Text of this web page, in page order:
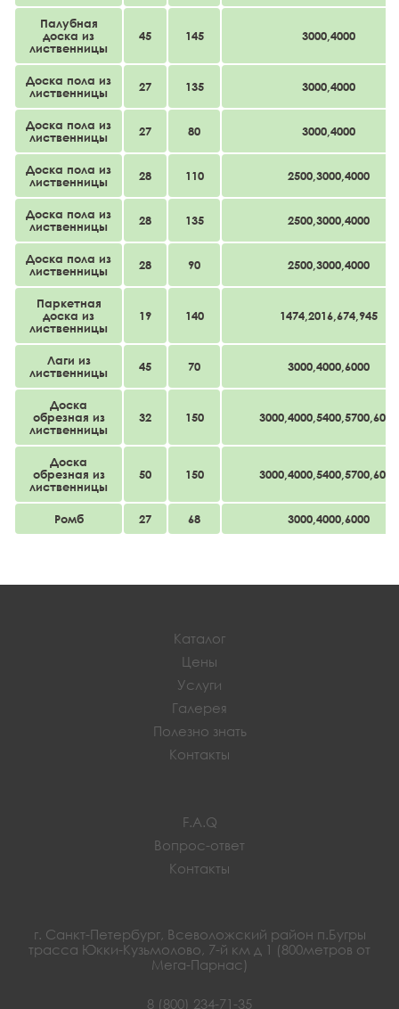
Палубная
доска из
лиственницы
45 145 3000,4000
Доска пола из
лиственницы
27 135 3000,4000
Доска пола из
лиственницы
27 80 3000,4000
Доска пола из
лиственницы
28 110 2500,3000,4000
Доска пола из
лиственницы
28 135 2500,3000,4000
Доска пола из
лиственницы
28 90 2500,3000,4000
Паркетная
доска из
лиственницы
19 140 1474,2016,674,945
Лаги из
лиственницы
45 70 3000,4000,6000
Доска
обрезная из
лиственницы
32 150 3000,4000,5400,5700,6000
Доска
обрезная из
лиственницы
50 150 3000,4000,5400,5700,6000
Ромб 27 68 3000,4000,6000
Каталог
Цены
Услуги
Галерея
Полезно знать
Контакты
F.A.Q
Вопрос-ответ
Контакты
г. Санкт-Петербург, Всеволожский район п.Бугры
трасса Юкки-Кузьмолово, 7-й км д 1 (800метров от
Мега-Парнас)
8 (800) 234-71-35